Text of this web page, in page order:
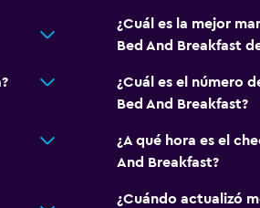
¿Cuál es la mejor
Bed And Breakfast
¿Cuál es el número
Bed And Breakfast?
¿A qué hora es el
And Breakfast?
¿Cuándo actualizó